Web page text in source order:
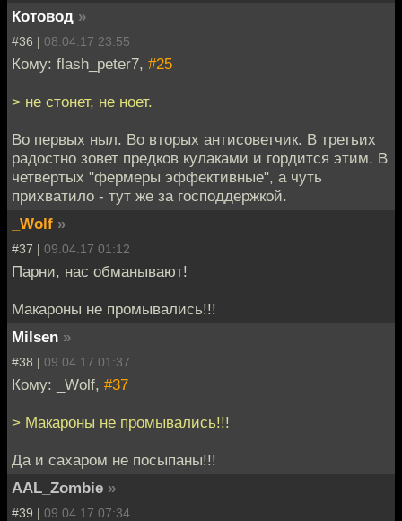
Котовод »
#36 | 08.04.17 23:55
Кому: flash_peter7, #25
> не стонет, не ноет.
Во первых ныл. Во вторых антисоветчик. В третьих
радостно зовет предков кулаками и гордится этим. В
четвертых "фермеры эффективные", а чуть
прихватило - тут же за господдержкой.
_Wolf »
#37 | 09.04.17 01:12
Парни, нас обманывают!
Макароны не промывались!!!
Milsen »
#38 | 09.04.17 01:37
Кому: _Wolf, #37
> Макароны не промывались!!!
Да и сахаром не посыпаны!!!
AAL_Zombie »
#39 | 09.04.17 07:34